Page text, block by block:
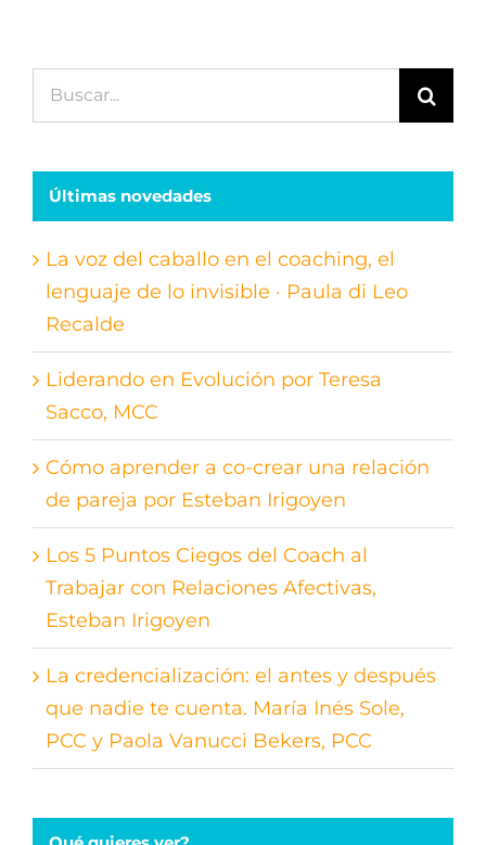
Buscar:
Últimas novedades
La voz del caballo en el coaching, el
lenguaje de lo invisible · Paula di Leo
Recalde
Liderando en Evolución por Teresa
Sacco, MCC
Cómo aprender a co-crear una relación
de pareja por Esteban Irigoyen
Los 5 Puntos Ciegos del Coach al
Trabajar con Relaciones Afectivas,
Esteban Irigoyen
La credencialización: el antes y después
que nadie te cuenta. María Inés Sole,
PCC y Paola Vanucci Bekers, PCC